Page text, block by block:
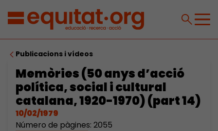
Publicacions i vídeos
Memòries (50 anys d’acció
política, social i cultural
catalana, 1920-1970) (part 14)
10/02/1979
Número de pàgines: 2055